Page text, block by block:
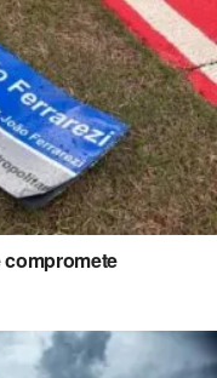
compromete